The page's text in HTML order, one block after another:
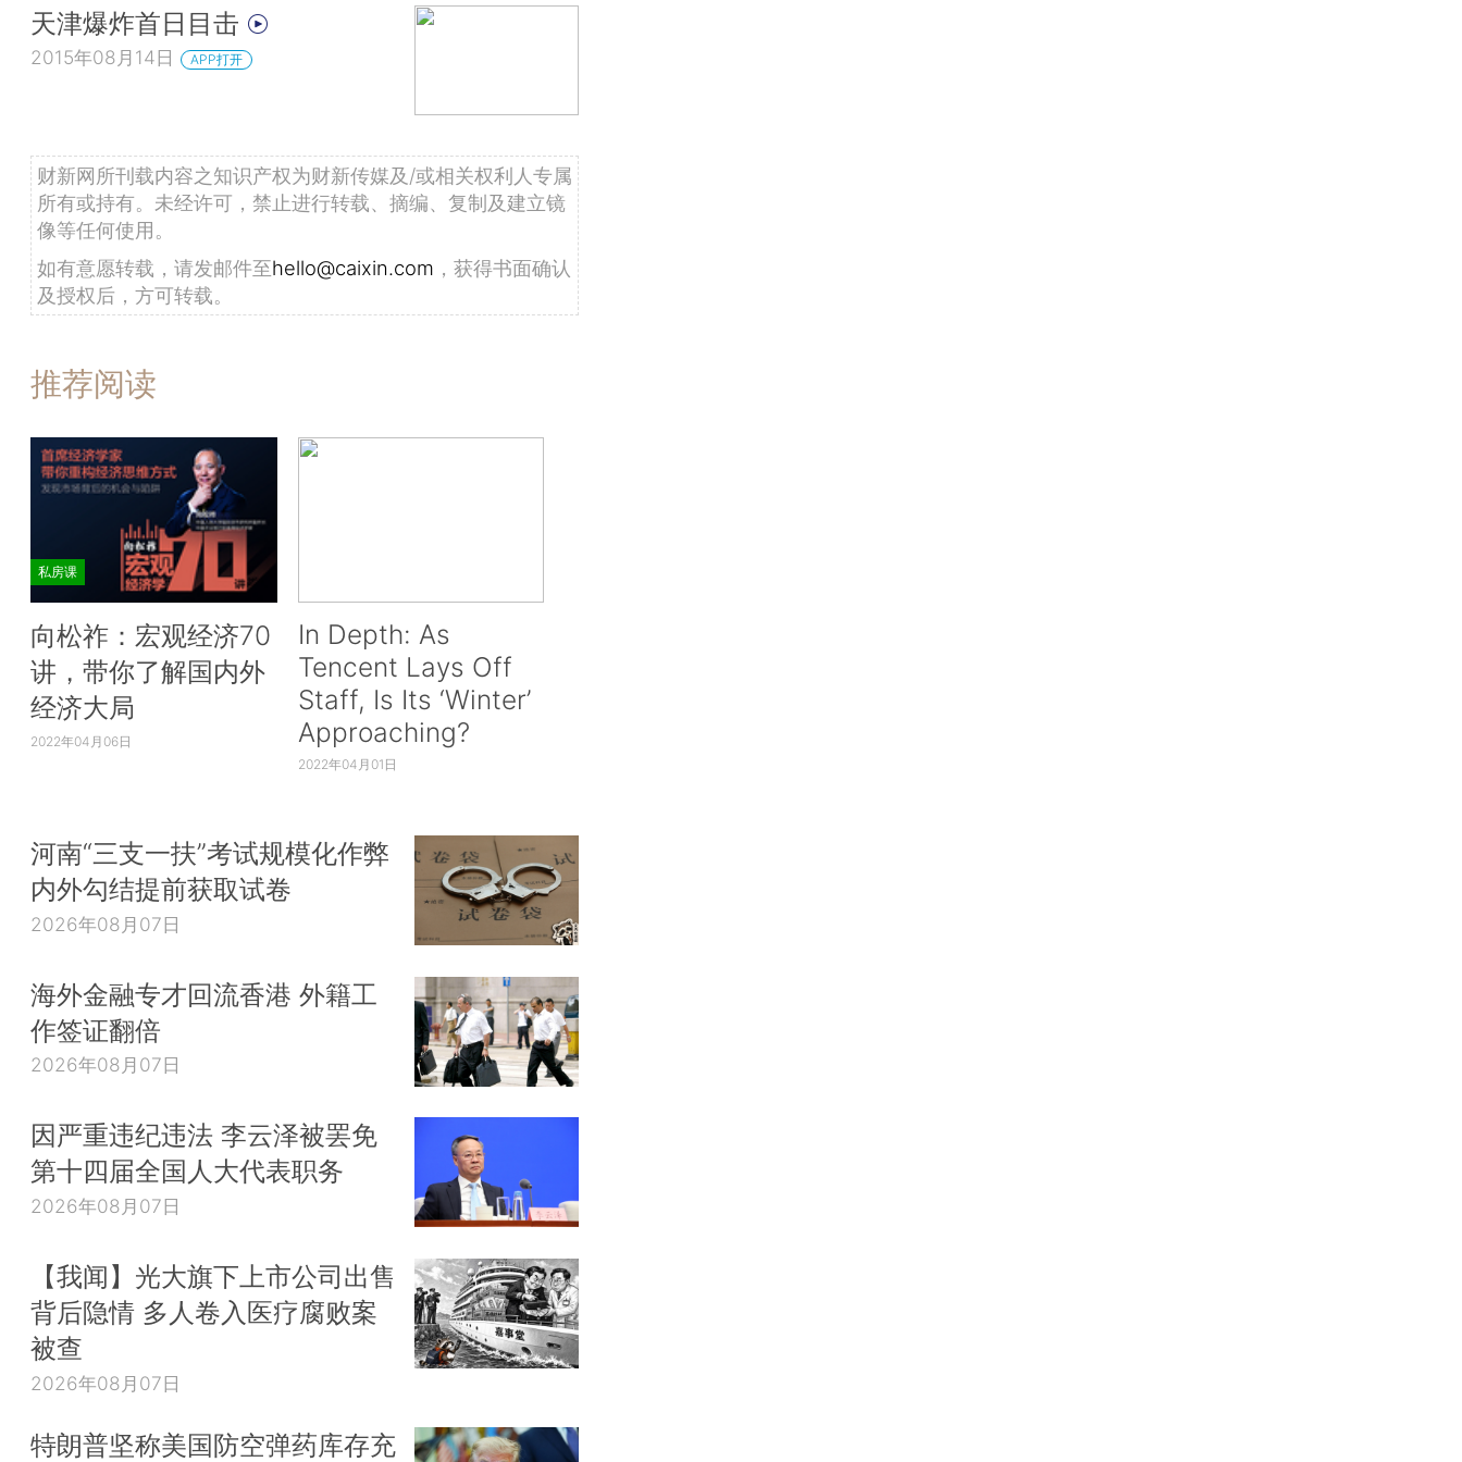
天津爆炸首日目击
2015年08月14日 APP打开
财新网所刊载内容之知识产权为财新传媒及/或相关权利人专属
所有或持有。未经许可，禁止进行转载、摘编、复制及建立镜
像等任何使用。
如有意愿转载，请发邮件至hello@caixin.com ，获得书面确认
及授权后，方可转载。
推荐阅读
私房课
向松祚：宏观经济70
讲，带你了解国内外
经济大局
2022年04月06日
In Depth: As
Tencent Lays Off
Staff, Is Its ‘Winter’
Approaching?
2022年04月01日
河南“三支一扶”考试规模化作弊
内外勾结提前获取试卷
2026年08月07日
海外金融专才回流香港 外籍工
作签证翻倍
2026年08月07日
因严重违纪违法 李云泽被罢免
第十四届全国人大代表职务
2026年08月07日
【我闻】光大旗下上市公司出售
背后隐情 多人卷入医疗腐败案
被查
2026年08月07日
特朗普坚称美国防空弹药库存充